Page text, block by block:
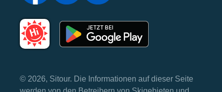
© 2026, Sitour. Die Informationen auf dieser Seite